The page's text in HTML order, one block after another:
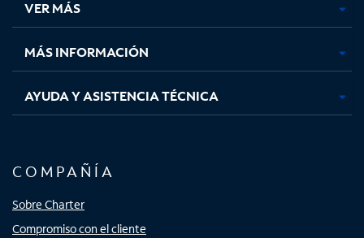
pestaña
nueva
pestaña
nueva
pestaña
nuevanueva
VER MÁS
MÁS INFORMACIÓN
AYUDA Y ASISTENCIA TÉCNICA
COMPAÑÍA
Sobre Charter
Compromiso con el cliente